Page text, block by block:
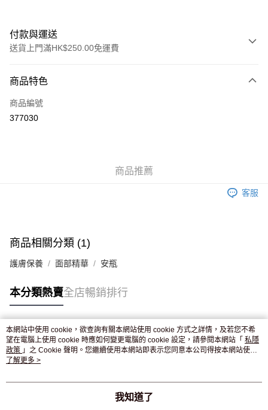
付款與運送
送貨上門滿HK$250.00免運費
信用卡
Apple Pay
付款後門市自取，訂單確認後2-4個工作天到店，7天內取。逾期後
商品特色
商品編號
377030
商品推薦
客服
商品相關分類 (1)
護膚保養 面部精華 安瓶
本分類熱賣全店暢銷排行
熱門標籤
熱銷排行
本網站中使用 cookie，欲查詢有關本網站使用 cookie 方式之詳情，及若您不希
望在電腦上使用 cookie 時應如何變更電腦的 cookie 設定，請參閱本網站「 私隱
政策 」之 Cookie 聲明。您繼續使用本網站即表示您同意本公司得按本網站使用
條款之 Cookie 聲明使用 cookie。
了解更多 >
我知道了